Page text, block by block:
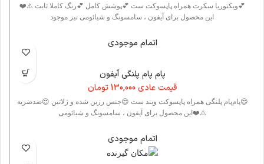
💕ویکتوریا سکرت همراه پاپسوکت ست 💕پوشش کامل 💕رنگ کاملا ثابت ⚠️❤️
این محصول برای آیفون ، سامسونگ و شیائومی نیز موجود
اتمام موجودی
پام پام پلنگی آیفون
قیمت عادی130,000تومان
😍پام‌پام پلنگی همراه پاپسوکت وبند ست 😍جنس رزین شده و ژلاتین 😍ضدضربه
⚠️❤️این محصول برای آیفون ، سامسونگ و شیائومی
اتمام موجودی